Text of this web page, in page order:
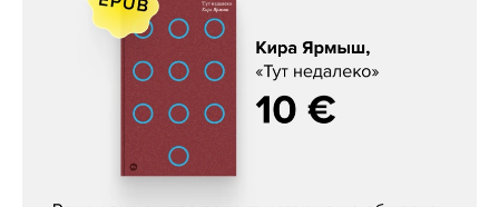
Кира Ярмыш, «Тут недалеко»